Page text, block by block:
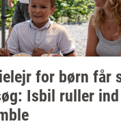
for børn får
Isbil rul­ler